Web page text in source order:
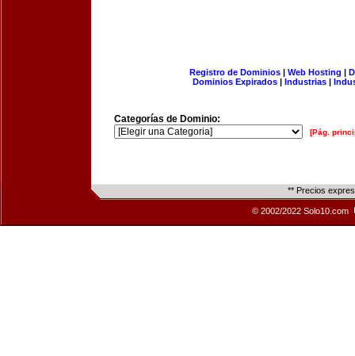
Registro de Dominios| Web Hosting |
Dominios Expirados | Industrias |
Categorías de Dominio:
[Pág.
** Precios
© 2002/2022 Solo10.com